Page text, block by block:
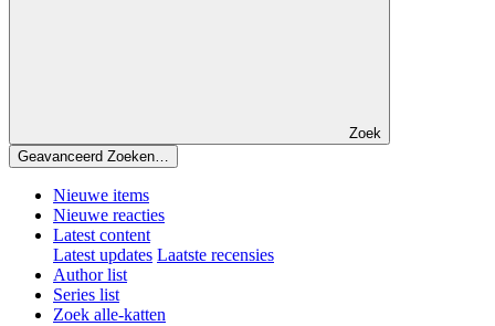
Zoek
Geavanceerd Zoeken…
Nieuwe items
Nieuwe reacties
Latest content
Latest updates Laatste recensies
Author list
Series list
Zoek alle-katten